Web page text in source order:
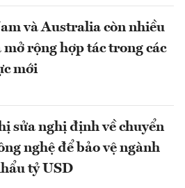
và Australia còn nhiều
mở rộng hợp tác trong các
mới
sửa nghị định về chuyển
nghệ để bảo vệ ngành
tỷ USD